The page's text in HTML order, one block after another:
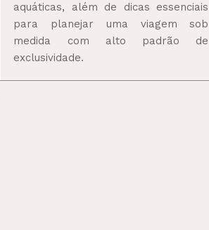
aquáticas, além de dicas essenciais
para planejar uma viagem sob
medida com alto padrão de
exclusividade.